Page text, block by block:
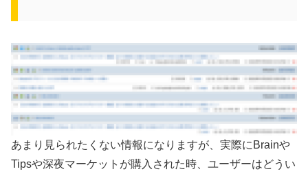
あまり見られたくない情報になりますが、実際にBrainや
Tipsや深夜マーケットが購入された時、ユーザーはどうい